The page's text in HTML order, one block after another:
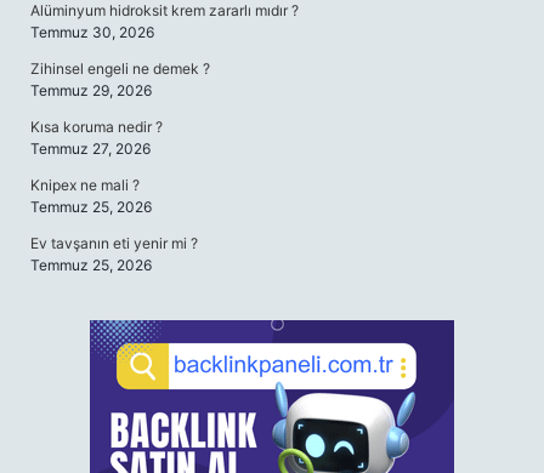
Alüminyum hidroksit krem zararlı mıdır ?
Temmuz 30, 2026
Zihinsel engeli ne demek ?
Temmuz 29, 2026
Kısa koruma nedir ?
Temmuz 27, 2026
Knipex ne mali ?
Temmuz 25, 2026
Ev tavşanın eti yenir mi ?
Temmuz 25, 2026